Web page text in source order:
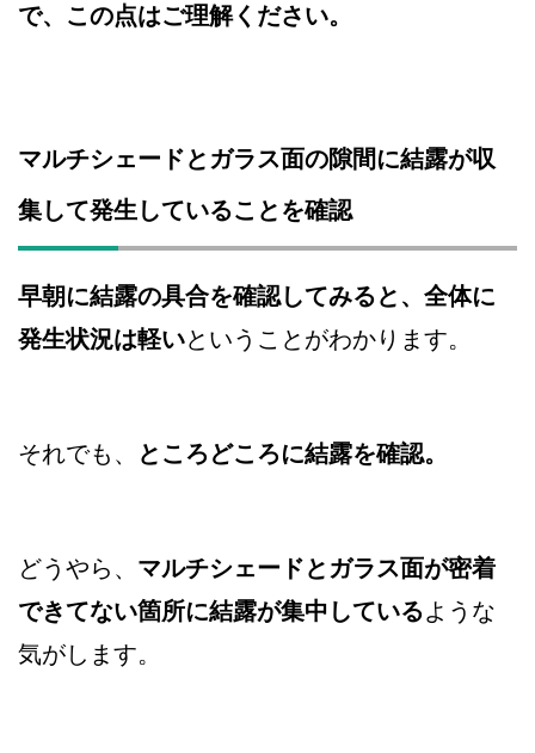
で、この点はご理解ください。
マルチシェードとガラス面の隙間に結露が収
集して発生していることを確認
早朝に結露の具合を確認してみると、全体に
発生状況は軽いということがわかります。
それでも、 ところどころに結露を確認。
どうやら、 マルチシェードとガラス面が密着
できてない箇所に結露が集中しているような
気がします。